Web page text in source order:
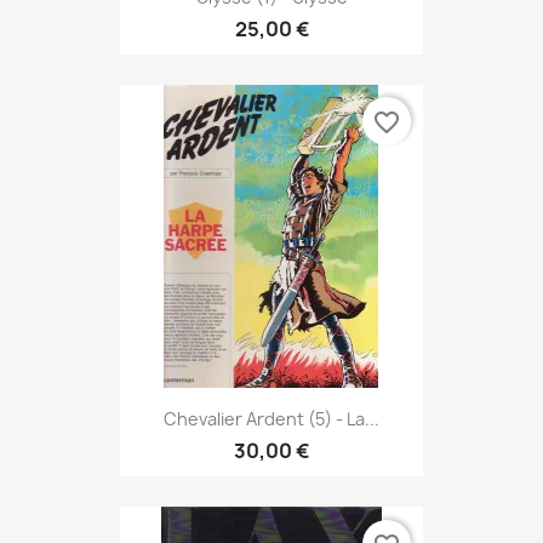
25,00 €
Chevalier Ardent (5) - La...
30,00 €
favorite_border